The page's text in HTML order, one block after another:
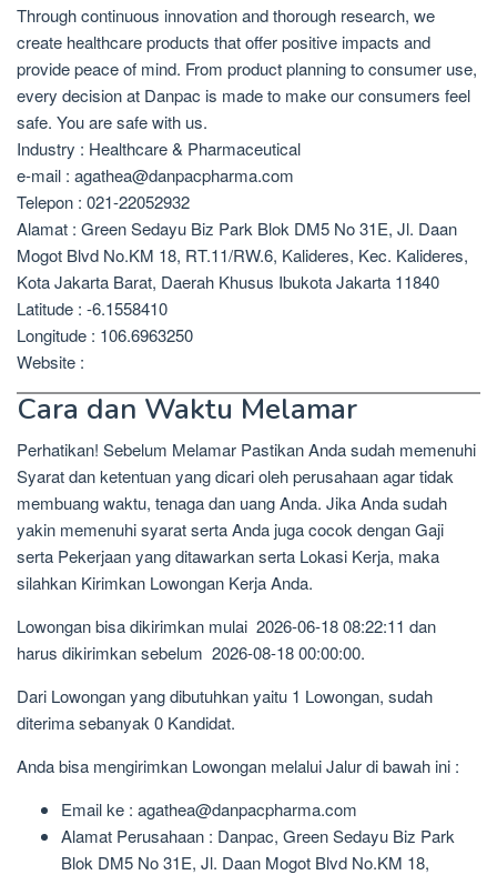
Through continuous innovation and thorough research, we
create healthcare products that offer positive impacts and
provide peace of mind. From product planning to consumer use,
every decision at Danpac is made to make our consumers feel
safe. You are safe with us.
Industry : Healthcare & Pharmaceutical
e-mail : agathea@danpacpharma.com
Telepon : 021-22052932
Alamat : Green Sedayu Biz Park Blok DM5 No 31E, Jl. Daan
Mogot Blvd No.KM 18, RT.11/RW.6, Kalideres, Kec. Kalideres,
Kota Jakarta Barat, Daerah Khusus Ibukota Jakarta 11840
Latitude : -6.1558410
Longitude : 106.6963250
Website :
Cara dan Waktu Melamar
Perhatikan! Sebelum Melamar Pastikan Anda sudah memenuhi
Syarat dan ketentuan yang dicari oleh perusahaan agar tidak
membuang waktu, tenaga dan uang Anda. Jika Anda sudah
yakin memenuhi syarat serta Anda juga cocok dengan Gaji
serta Pekerjaan yang ditawarkan serta Lokasi Kerja, maka
silahkan Kirimkan Lowongan Kerja Anda.
Lowongan bisa dikirimkan mulai 2026-06-18 08:22:11 dan
harus dikirimkan sebelum 2026-08-18 00:00:00.
Dari Lowongan yang dibutuhkan yaitu 1 Lowongan, sudah
diterima sebanyak 0 Kandidat.
Anda bisa mengirimkan Lowongan melalui Jalur di bawah ini :
Email ke : agathea@danpacpharma.com
Alamat Perusahaan : Danpac, Green Sedayu Biz Park
Blok DM5 No 31E, Jl. Daan Mogot Blvd No.KM 18,